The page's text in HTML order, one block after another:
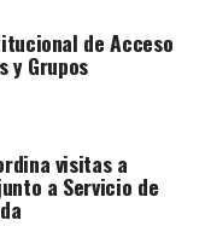
de Acceso
y Grupos
visitas a
a Servicio de